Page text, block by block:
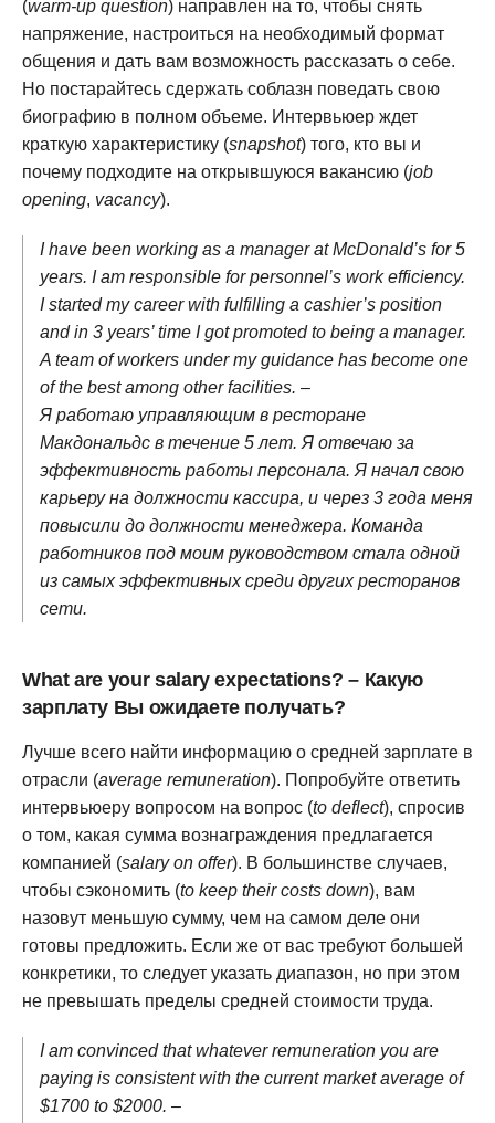
(warm-up question) направлен на то, чтобы снять
напряжение, настроиться на необходимый формат
общения и дать вам возможность рассказать о себе.
Но постарайтесь сдержать соблазн поведать свою
биографию в полном объеме. Интервьюер ждет
краткую характеристику (snapshot) того, кто вы и
почему подходите на открывшуюся вакансию (job
opening, vacancy).
I have been working as a manager at McDonald’s for 5
years. I am responsible for personnel’s work efficiency.
I started my career with fulfilling a cashier’s position
and in 3 years’ time I got promoted to being a manager.
A team of workers under my guidance has become one
of the best among other facilities. –
Я работаю управляющим в ресторане
Макдональдс в течение 5 лет. Я отвечаю за
эффективность работы персонала. Я начал свою
карьеру на должности кассира, и через 3 года меня
повысили до должности менеджера. Команда
работников под моим руководством стала одной
из самых эффективных среди других ресторанов
сети.
What are уour salary expectations? – Какую
зарплату Вы ожидаете получать?
Лучше всего найти информацию о средней зарплате в
отрасли (average remuneration). Попробуйте ответить
интервьюеру вопросом на вопрос (to deflect), спросив
о том, какая сумма вознаграждения предлагается
компанией (salary on offer). В большинстве случаев,
чтобы сэкономить (to keep their costs down), вам
назовут меньшую сумму, чем на самом деле они
готовы предложить. Если же от вас требуют большей
конкретики, то следует указать диапазон, но при этом
не превышать пределы средней стоимости труда.
I am convinced that whatever remuneration you are
paying is consistent with the current market average of
$1700 to $2000. –